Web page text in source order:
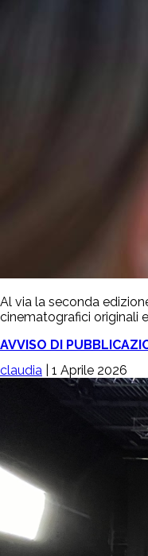
Al via la seconda
cinematografici originali
AVVISO DI
claudia
1 Aprile 2026